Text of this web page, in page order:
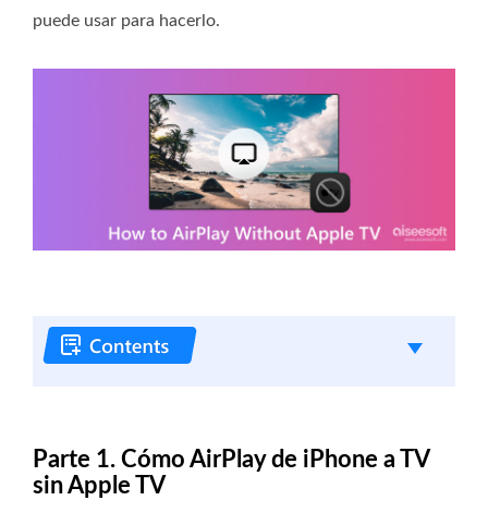
puede usar para hacerlo.
Parte 1. Cómo AirPlay de iPhone a TV
sin Apple TV